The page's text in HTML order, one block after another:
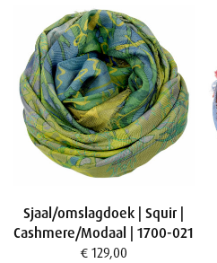
Sjaal/omslagdoek | Squir |
Cashmere/Modaal | 1700-021
€ 129,00